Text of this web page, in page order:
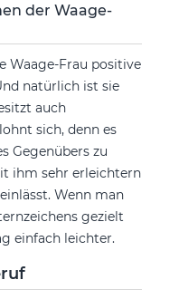
der Waage-
Waage-Frau positive
natürlich ist sie
auch
sich, denn es
Gegenübers zu
ihm sehr erleichtern
Wenn man
gezielt
einfach leichter.